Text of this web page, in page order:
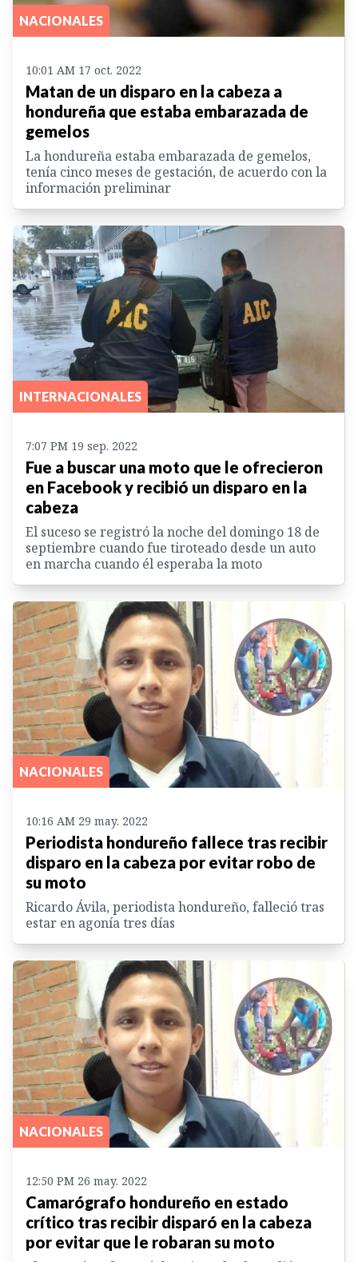
NACIONALES
10:01 AM 17 oct. 2022
Matan de un disparo en la cabeza a
hondureña que estaba embarazada de
gemelos
La hondureña estaba embarazada de gemelos,
tenía cinco meses de gestación, de acuerdo con la
información preliminar
INTERNACIONALES
7:07 PM 19 sep. 2022
Fue a buscar una moto que le ofrecieron
en Facebook y recibió un disparo en la
cabeza
El suceso se registró la noche del domingo 18 de
septiembre cuando fue tiroteado desde un auto
en marcha cuando él esperaba la moto
NACIONALES
10:16 AM 29 may. 2022
Periodista hondureño fallece tras recibir
disparo en la cabeza por evitar robo de
su moto
Ricardo Ávila, periodista hondureño, falleció tras
estar en agonía tres días
NACIONALES
12:50 PM 26 may. 2022
Camarógrafo hondureño en estado
crítico tras recibir disparó en la cabeza
por evitar que le robaran su moto